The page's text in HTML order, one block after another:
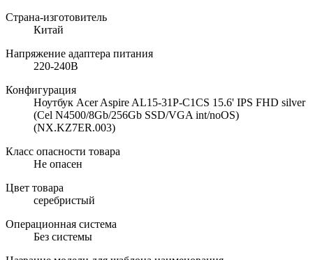
Страна-изготовитель
Китай
Напряжение адаптера питания
220-240В
Конфигурация
Ноутбук Acer Aspire AL15-31P-C1CS 15.6' IPS FHD silver
(Cel N4500/8Gb/256Gb SSD/VGA int/noOS)
(NX.KZ7ER.003)
Класс опасности товара
Не опасен
Цвет товара
серебристый
Операционная система
Без системы